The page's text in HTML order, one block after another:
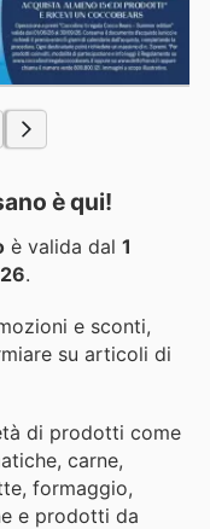
è qui!
è valida dal 1
.
e sconti,
su articoli di
di prodotti come
carne,
formaggio,
e prodotti da